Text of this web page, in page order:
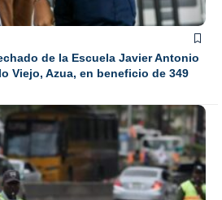
de la Escuela Javier Antonio
Viejo, Azua, en beneficio de 349